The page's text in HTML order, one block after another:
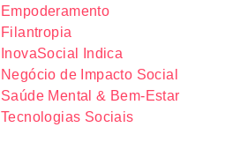
Empoderamento
Filantropia
InovaSocial Indica
Negócio de Impacto Social
Saúde Mental & Bem-Estar
Tecnologias Sociais